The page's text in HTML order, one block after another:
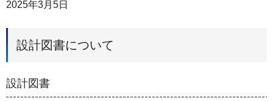
2025年3月5日
設計図書について
設計図書